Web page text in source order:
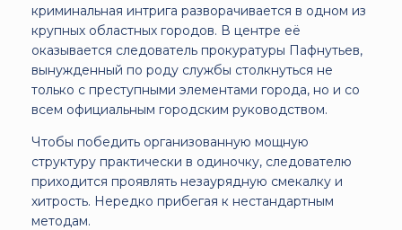
криминальная интрига разворачивается в одном из
крупных областных городов. В центре её
оказывается следователь прокуратуры Пафнутьев,
вынужденный по роду службы столкнуться не
только с преступными элементами города, но и со
всем официальным городским руководством.
Чтобы победить организованную мощную
структуру практически в одиночку, следователю
приходится проявлять незаурядную смекалку и
хитрость. Нередко прибегая к нестандартным
методам.